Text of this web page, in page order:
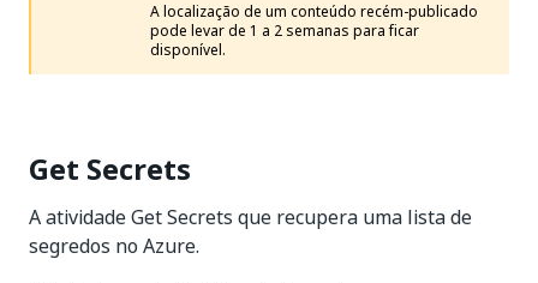
A localização de um conteúdo recém-publicado
pode levar de 1 a 2 semanas para ficar
disponível.
Get Secrets
A atividade Get Secrets que recupera uma lista de
segredos no Azure.